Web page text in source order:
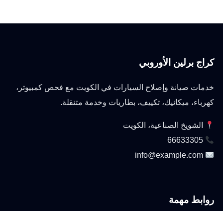
كراج برلين الأوروبي
خدمات صيانة وإصلاح السيارات في الكويت مع فحص كمبيوتر،
كهرباء، ميكانيك، تكييف، بطاريات وخدمة متنقلة.
الشويخ الصناعية، الكويت
66633305
info@example.com
روابط مهمة